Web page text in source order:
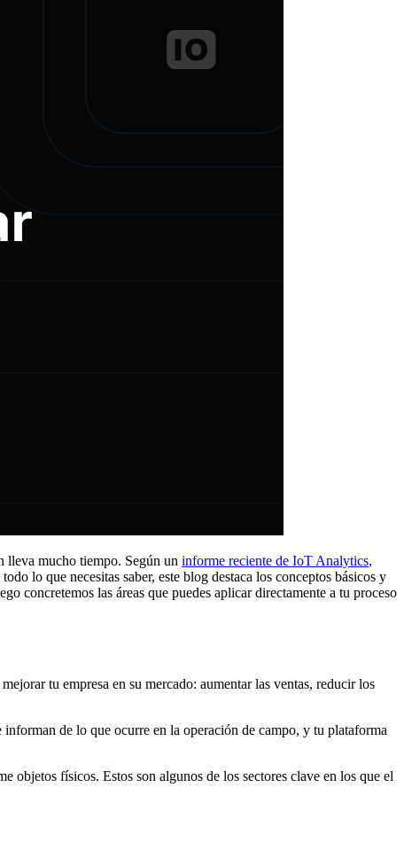
lleva mucho tiempo. Según un informe reciente de IoT Analytics,
lo que necesitas saber, este blog destaca los conceptos básicos y
concretemos las áreas que puedes aplicar directamente a tu proceso
tu empresa en su mercado: aumentar las ventas, reducir los
de lo que ocurre en la operación de campo, y tu plataforma
objetos físicos. Estos son algunos de los sectores clave en los que el